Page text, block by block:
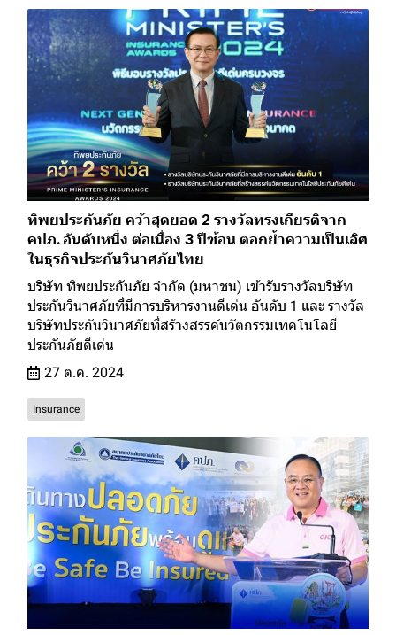
ทิพยประกันภัย คว้าสุดยอด 2 รางวัลทรงเกียรติจาก
คปภ. อันดับหนึ่ง ต่อเนื่อง 3 ปีซ้อน ตอกย้ำความเป็นเลิศ
ในธุรกิจประกันวินาศภัยไทย
บริษัท ทิพยประกันภัย จำกัด (มหาชน) เข้ารับรางวัลบริษัท
ประกันวินาศภัยที่มีการบริหารงานดีเด่น อันดับ 1 และ รางวัล
บริษัทประกันวินาศภัยที่สร้างสรรค์นวัตกรรมเทคโนโลยี
ประกันภัยดีเด่น
27 ต.ค. 2024
Insurance